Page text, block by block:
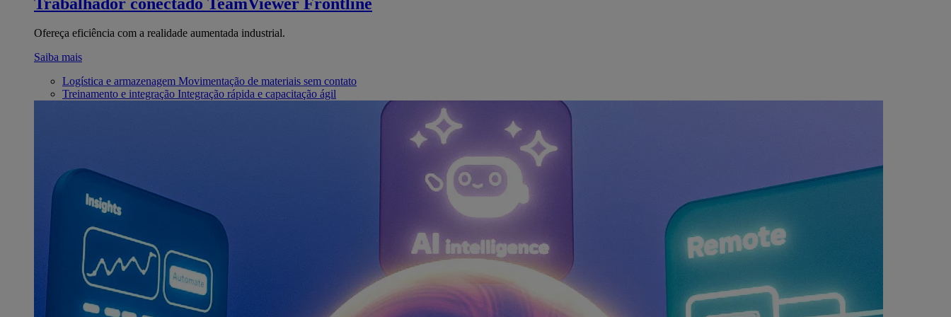
Ofereça eficiência com a realidade aumentada industrial.
Saiba mais
Logística e armazenagem Movimentação de materiais sem contato
Treinamento e integração Integração rápida e capacitação ágil